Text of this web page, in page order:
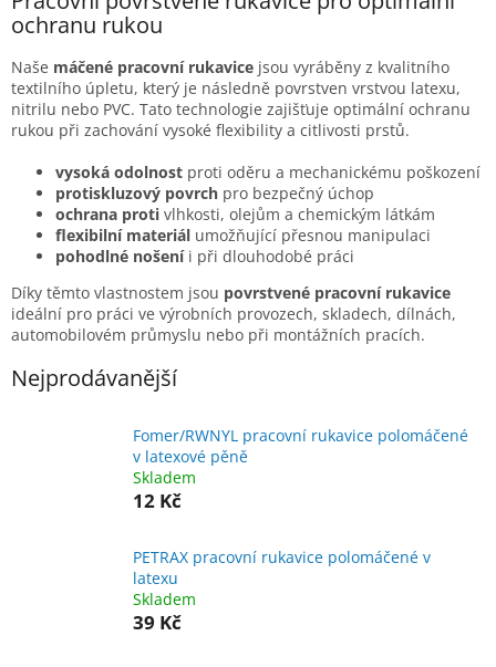
ochranu rukou
Naše máčené pracovní rukavice jsou vyráběny z kvalitního
textilního úpletu, který je následně povrstven vrstvou latexu,
nitrilu nebo PVC. Tato technologie zajišťuje optimální ochranu
rukou při zachování vysoké flexibility a citlivosti prstů.
vysoká odolnost proti oděru a mechanickému poškození
protiskluzový povrch pro bezpečný úchop
ochrana proti vlhkosti, olejům a chemickým látkám
flexibilní materiál umožňující přesnou manipulaci
pohodlné nošeníi při dlouhodobé práci
Díky těmto vlastnostem jsou povrstvené pracovní rukavice
ideální pro práci ve výrobních provozech, skladech, dílnách,
automobilovém průmyslu nebo při montážních pracích.
Nejprodávanější
Fomer/RWNYL pracovní rukavice polomáčené
v latexové pěně
Skladem
12 Kč
PETRAX pracovní rukavice polomáčené v
latexu
Skladem
39 Kč